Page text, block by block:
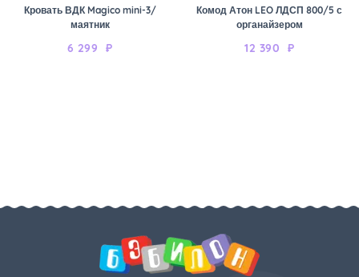
Кровать ВДК Magico mini-3/
маятник
6 299 ₽
Комод Атон LEO ЛДСП 800/5 с
органайзером
12 390 ₽